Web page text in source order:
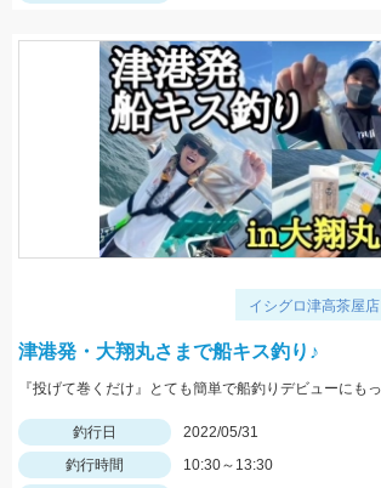
イシグロ津高茶屋店
津港発・大翔丸さまで船キス釣り♪
釣行日
2022/05/31
釣行時間
10:30～13:30